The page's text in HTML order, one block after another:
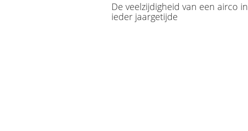
De veelzijdigheid van een airco in
ieder jaargetijde